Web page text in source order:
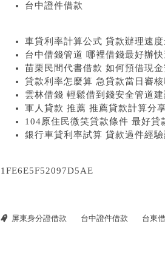
台中證件借款
車貸利率計算公式 貸款辦理速度
台中借錢管道 哪裡借錢最好辦
苗栗民間代書借款 如何預借現
貸款利率怎麼算 急貸款當日審
雲林借錢 輕鬆借到錢安全管道建
軍人貸款 推薦 推薦貸款計算分
104原住民微笑貸款條件 最好貸
銀行車貸利率試算 貸款過件經驗
1FE6E5F52097D5AE
屏東身分證借款 台中證件借款 台東